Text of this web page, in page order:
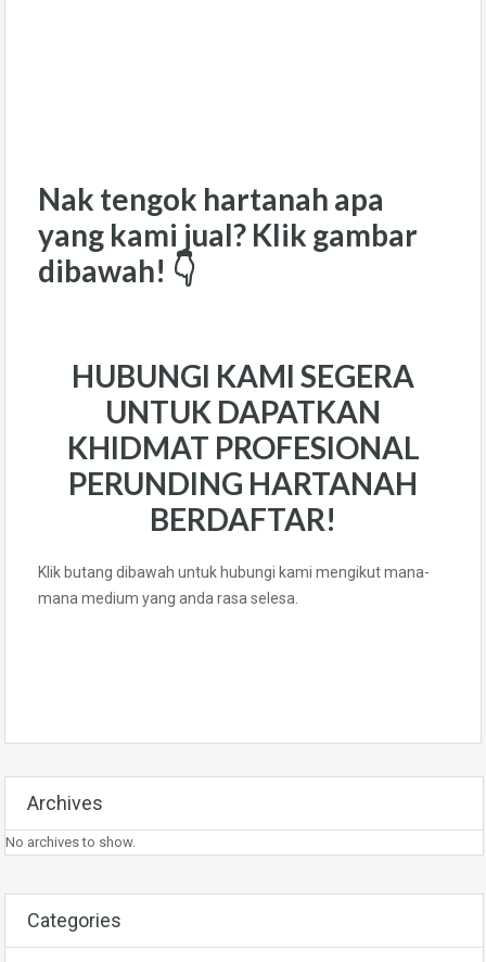
Nak tengok hartanah apa
yang kami jual? Klik gambar
dibawah! 👇
HUBUNGI KAMI SEGERA
UNTUK DAPATKAN
KHIDMAT PROFESIONAL
PERUNDING HARTANAH
BERDAFTAR!
Klik butang dibawah untuk hubungi kami mengikut mana-
mana medium yang anda rasa selesa.
Archives
No archives to show.
Categories